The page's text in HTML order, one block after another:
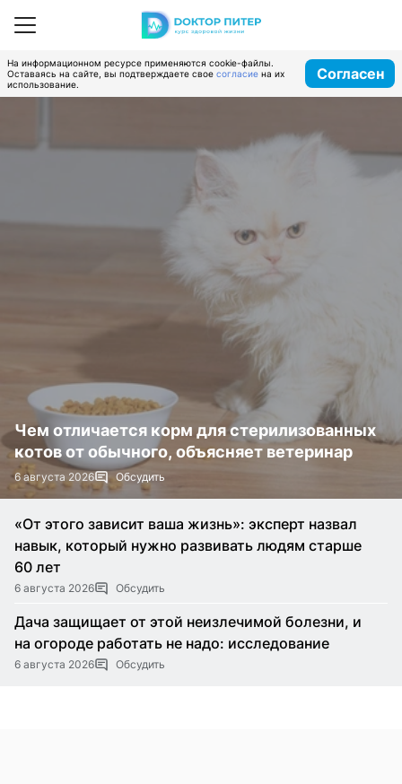
На информационном ресурсе применяются cookie-файлы.
Оставаясь на сайте, вы подтверждаете свое согласие на их
использование.
Согласен
Чем отличается корм для стерилизованных
котов от обычного, объясняет ветеринар
6 августа 2026 Обсудить
«От этого зависит ваша жизнь»: эксперт назвал
навык, который нужно развивать людям старше
60 лет
6 августа 2026 Обсудить
Дача защищает от этой неизлечимой болезни, и
на огороде работать не надо: исследование
6 августа 2026 Обсудить